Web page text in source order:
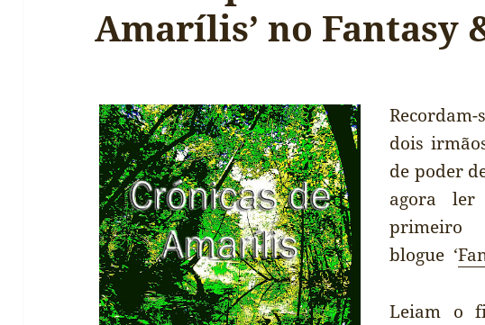
Amarílis’ no Fantasy
dois
de poder
agora
blogue ‘
Leiam o